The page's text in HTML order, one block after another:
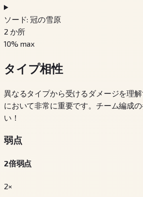
ソード: 冠の雪原
2 か所
10% max
タイプ相性
異なるタイプから受けるダメージを理
において非常に重要です。チーム編成
い！
弱点
2倍弱点
2×